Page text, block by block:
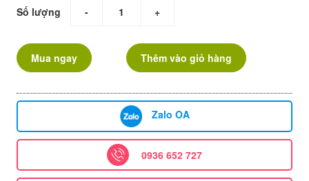
Số lượng - +
Mua ngay Thêm vào giỏ hàng
Zalo OA
0936 652 727